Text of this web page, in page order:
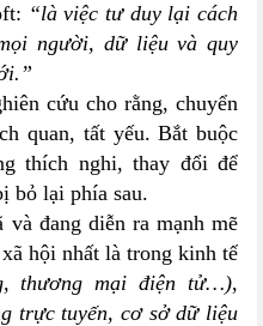
“là việc tư duy lại cách
người, dữ liệu và quy
cứu cho rằng, chuyển
quan, tất yếu. Bắt buộc
thích nghi, thay đổi để
bỏ lại phía sau.
đang diễn ra mạnh mẽ
hội nhất là trong kinh tế
thương mại điện tử…),
trực tuyến, cơ sở dữ liệu